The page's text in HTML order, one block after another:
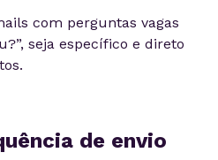
com perguntas vagas
seja específico e direto
de envio